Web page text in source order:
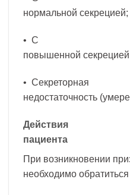
нормальной секрецией;
• С
повышенной
• Секреторная
недостаточность
Действия
пациента
При возникновении
необходимо обратиться